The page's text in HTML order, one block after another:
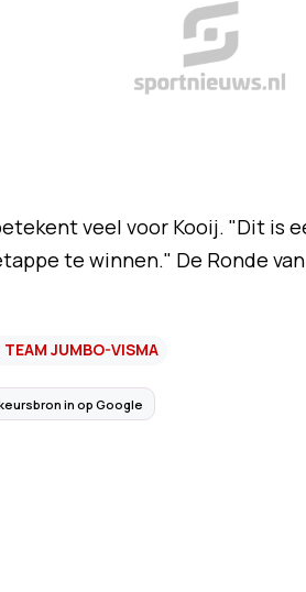
veel voor Kooij. "Dit is
te winnen." De Ronde
TEAM JUMBO-VISMA
in op Google